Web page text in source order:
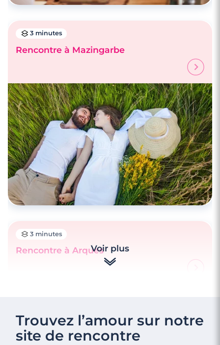
4 minutes
Rencontre à Arras
Rencontre à Calais
3 minutes
Rencontre à Mazingarbe
3 minutes
Rencontre à ArquesVoir plus
Trouvez l’amour sur notre
site de rencontre